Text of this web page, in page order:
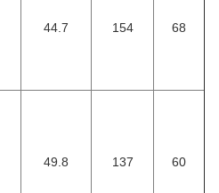
44.7 154 68
49.8 137 60